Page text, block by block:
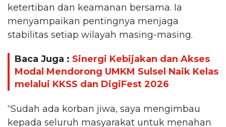
ketertiban dan keamanan bersama. Ia
menyampaikan pentingnya menjaga
stabilitas setiap wilayah masing-masing.
Baca Juga : Sinergi Kebijakan dan Akses
Modal Mendorong UMKM Sulsel Naik Kelas
melalui KKSS dan DigiFest 2026
“Sudah ada korban jiwa, saya mengimbau
kepada seluruh masyarakat untuk menahan